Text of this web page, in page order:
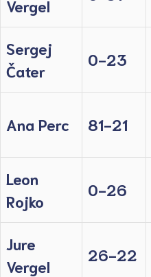
Vergel
Sergej
Čater
0-23
Ana Perc 81-21
Leon
Rojko
0-26
Jure
Vergel
26-22